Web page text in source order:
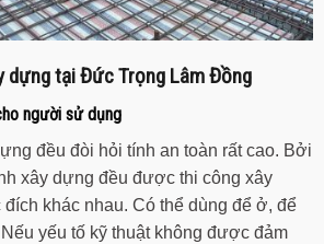
dựng tại Đức Trọng Lâm Đồng
người sử dụng
đều đòi hỏi tính an toàn rất cao. Bởi
xây dựng đều được thi công xây
khác nhau. Có thể dùng để ở, để
yếu tố kỹ thuật không được đảm